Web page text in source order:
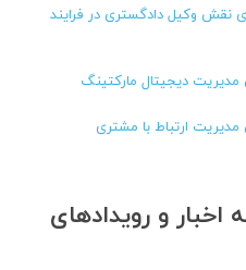
نقش وکیل دادگستری در فرایند
مدیریت دیجیتال مارکتینگ
ارتباط با مشتری
اخبار و رویدادهای